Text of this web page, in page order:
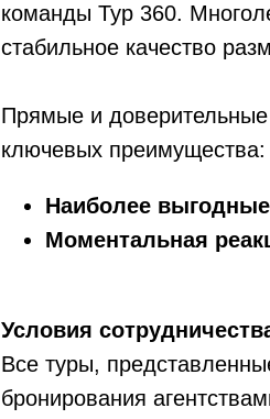
команды Тур 360.
стабильное качество
Прямые и
ключевых преимущества:
Наиболее
Моментальная
Условия
Все туры,
бронирования